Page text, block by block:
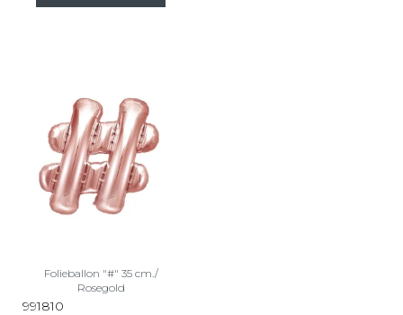
Folieballon "#" 35 cm./
Rosegold
991810